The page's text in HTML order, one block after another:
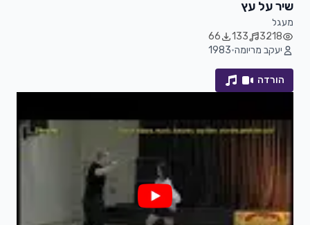
שיר על עץ
מעגל
3218
133
66
יעקב מריומה•
1983
הורדה